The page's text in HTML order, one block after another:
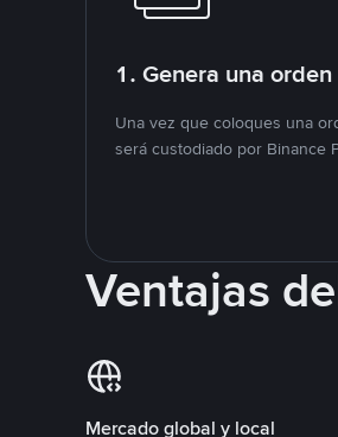
1. Genera una orden
Una vez que coloques una
será custodiado por Binance
Ventajas
Mercado global y local